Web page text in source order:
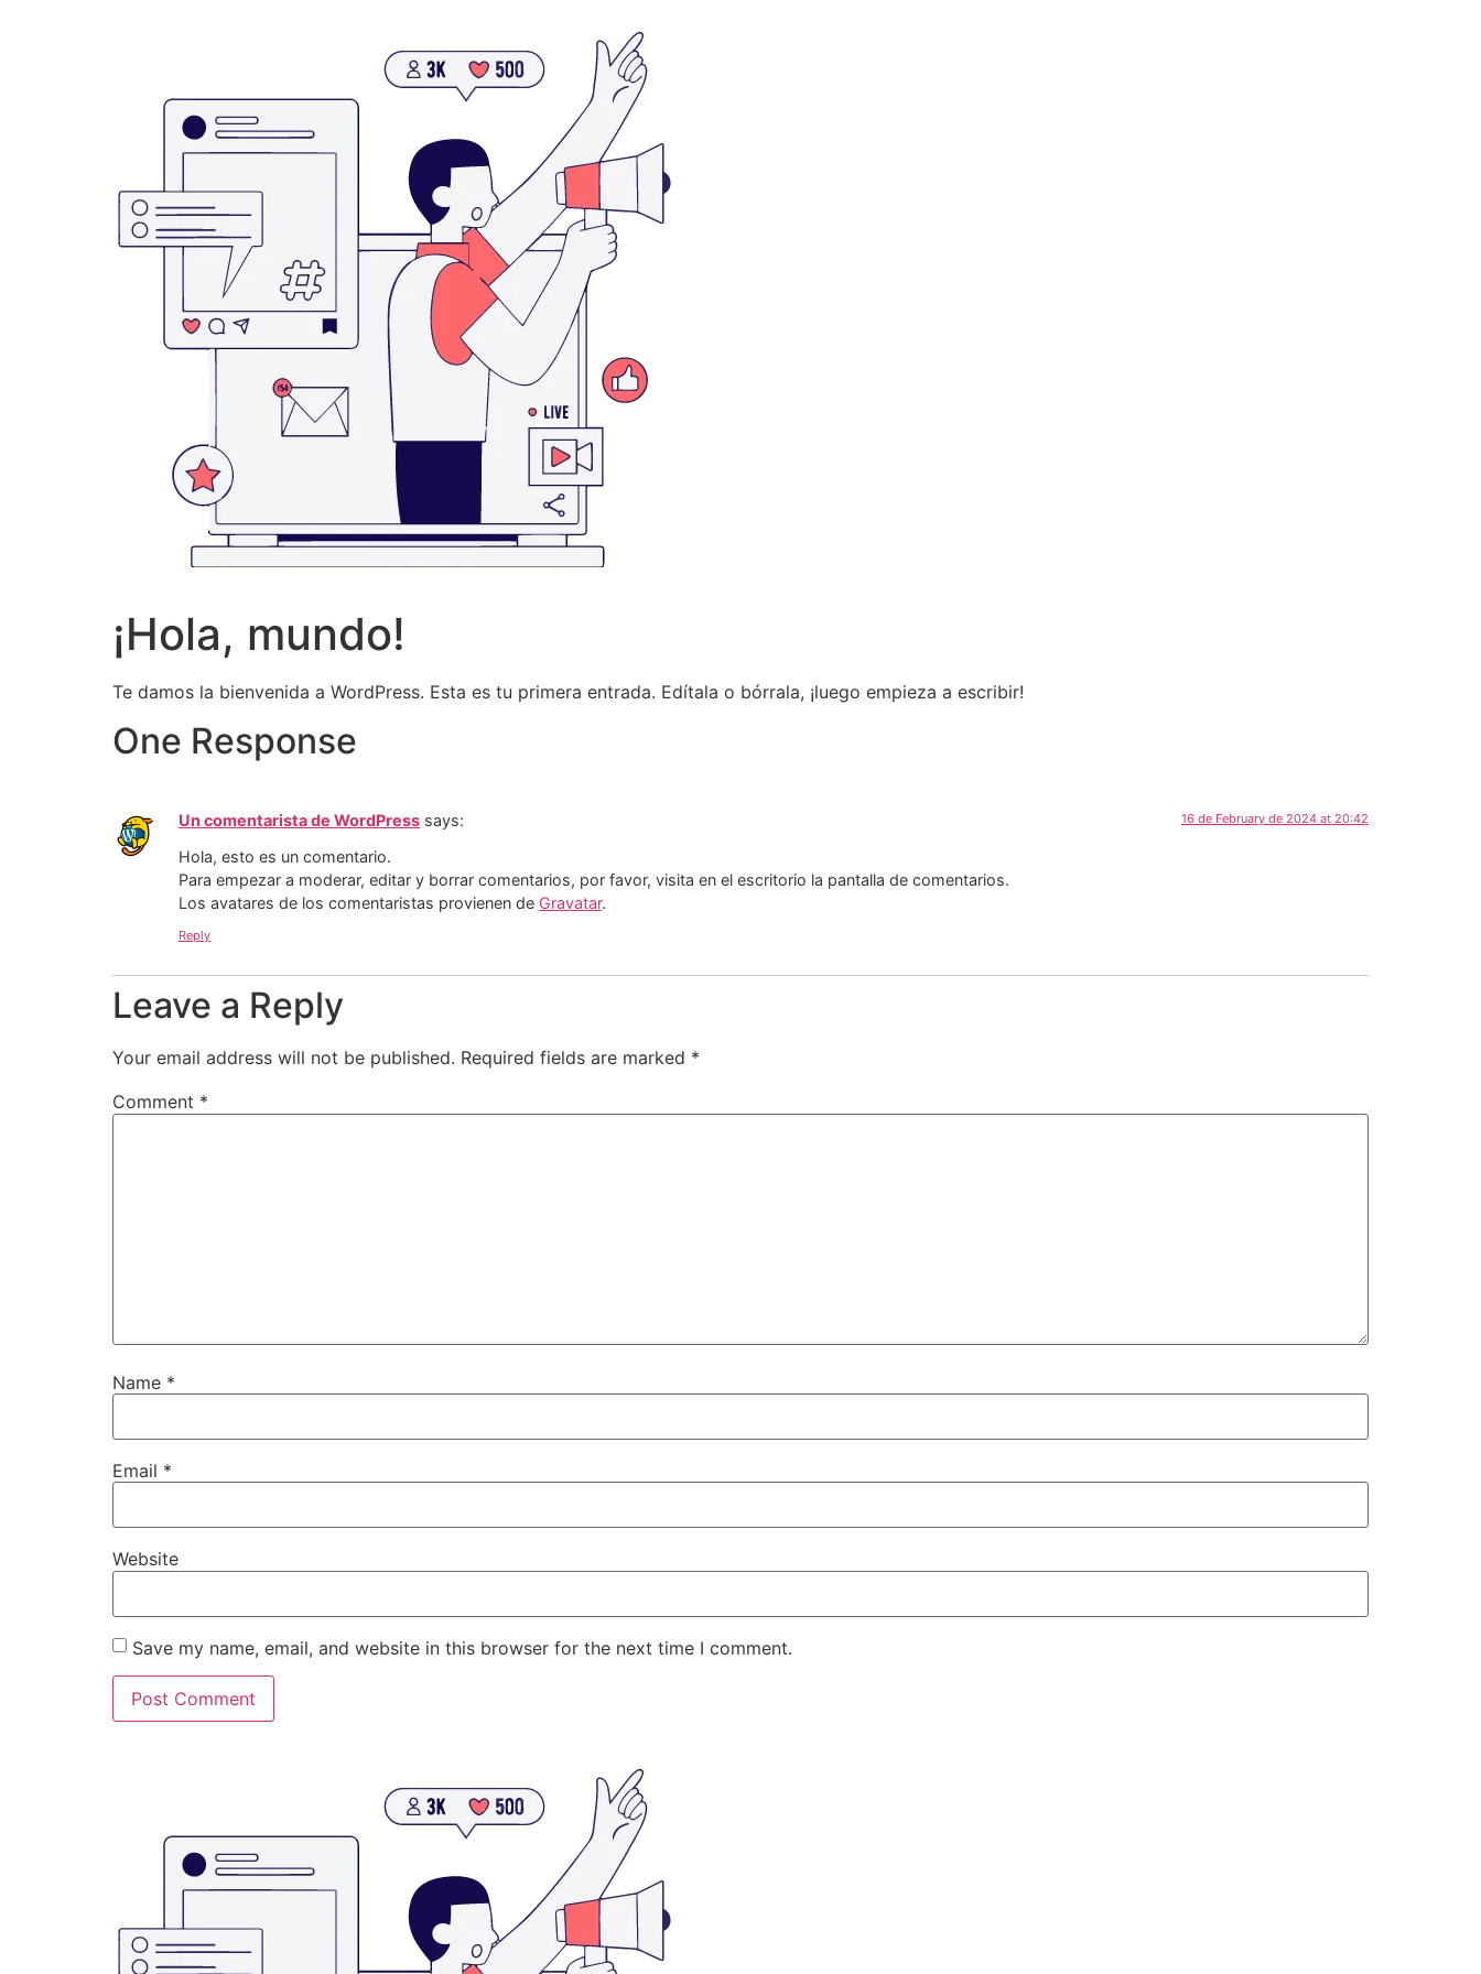
¡Hola, mundo!
Te damos la bienvenida a WordPress. Esta es tu primera entrada. Edítala o bórrala, ¡luego empieza a escribir!
One Response
Un comentarista de WordPress says: 16 de February de 2024 at 20:42
Hola, esto es un comentario.
Para empezar a moderar, editar y borrar comentarios, por favor, visita en el escritorio la pantalla de comentarios.
Los avatares de los comentaristas provienen de Gravatar.
Reply
Leave a Reply
Your email address will not be published. Required fields are marked *
Comment *
Name *
Email *
Website
Save my name, email, and website in this browser for the next time I comment.